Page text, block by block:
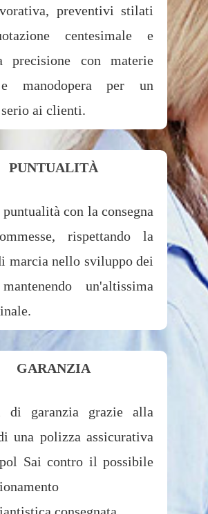
preventivi stilati
centesimale e
precisione con materie
manodopera per un
ai clienti.
PUNTUALITÀ
con la consegna
rispettando la
marcia nello sviluppo dei
un'altissima
GARANZIA
di garanzia grazie alla
una polizza assicurativa
Sai contro il possibile
consegnata.